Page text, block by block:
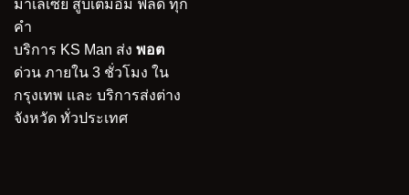
มาเลเซีย สูบเต็มอิ่ม ฟีลดี ทุก
คำ
บริการ KS Man ส่ง พอต
ด่วน ภายใน 3 ชั่วโมง ใน
กรุงเทพ และ บริการส่งต่าง
จังหวัด ทั่วประเทศ